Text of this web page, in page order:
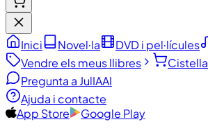
Inici Novel·la DVD i pel·lícules
Vendre els meus llibres
Cistella
Pregunta a JulIAAI
Ajuda i contacte
App Store
Google Play